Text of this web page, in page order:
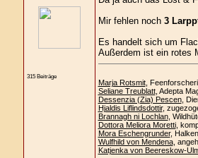
315 Beiträge
Mir fehlen noch 3
Es handelt sich um
Außerdem ist ein rotes
Marja Rotsmit,
Seliane Treublatt, Adepta
Dessenzia (Zia) Pescen,
Hjaldis Liflindsdottir,
Brannagh ni Lochlan,
Dottora Meliora Moretti,
Mora Eschengrunder,
Wulfhild von Mendena,
Katjenka von Beereskow-